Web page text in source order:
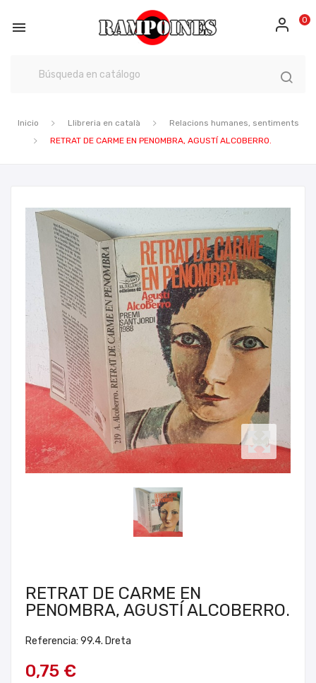
 0
Inicio Llibreria en català
Relacions humanes, sentiments
RETRAT DE CARME EN PENOMBRA, AGUSTÍ ALCOBERRO.
RETRAT DE CARME EN
PENOMBRA, AGUSTÍ ALCOBERRO.
Referencia: 99.4. Dreta
0,75 €